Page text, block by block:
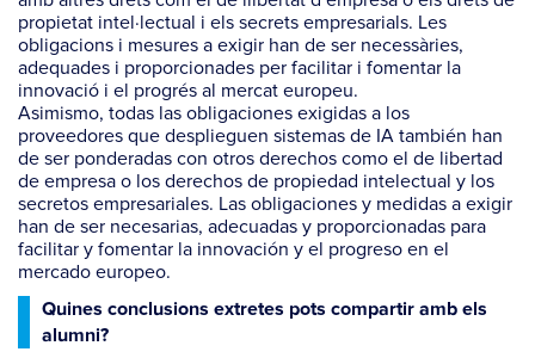
propietat intel·lectual i els secrets empresarials. Les
obligacions i mesures a exigir han de ser necessàries,
adequades i proporcionades per facilitar i fomentar la
innovació i el progrés al mercat europeu.
Asimismo, todas las obligaciones exigidas a los
proveedores que desplieguen sistemas de IA también han
de ser ponderadas con otros derechos como el de libertad
de empresa o los derechos de propiedad intelectual y los
secretos empresariales. Las obligaciones y medidas a exigir
han de ser necesarias, adecuadas y proporcionadas para
facilitar y fomentar la innovación y el progreso en el
mercado europeo.
Quines conclusions extretes pots compartir amb els
alumni?